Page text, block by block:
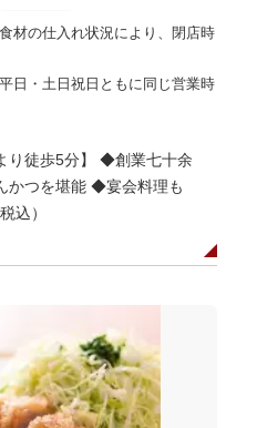
材の仕入れ状況により、閉店時
日・土日祝日ともに同じ営業時
り徒歩5分】 ◆創業七十余
かつを堪能 ◆宴会料理も
込）